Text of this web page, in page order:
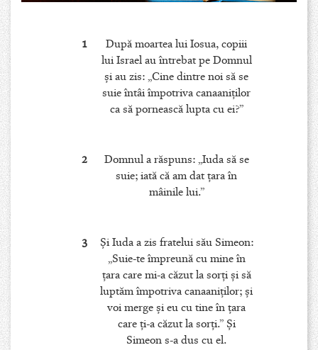
1
După moartea lui Iosua, copiii
lui Israel au întrebat pe Domnul
şi au zis: „Cine dintre noi să se
suie întâi împotriva canaaniţilor
ca să pornească lupta cu ei?”
2
Domnul a răspuns: „Iuda să se
suie; iată că am dat ţara în
mâinile lui.”
3
Şi Iuda a zis fratelui său Simeon:
„Suie-te împreună cu mine în
ţara care mi-a căzut la sorţi şi să
luptăm împotriva canaaniţilor; şi
voi merge şi eu cu tine în ţara
care ţi-a căzut la sorţi.” Şi
Simeon s-a dus cu el.